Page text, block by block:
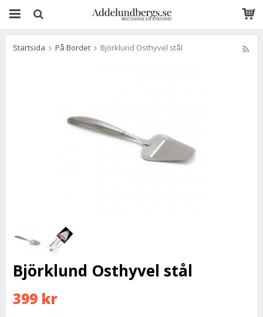
Startsida På Bordet Björklund Osthyvel stål
Björklund Osthyvel stål
399 kr